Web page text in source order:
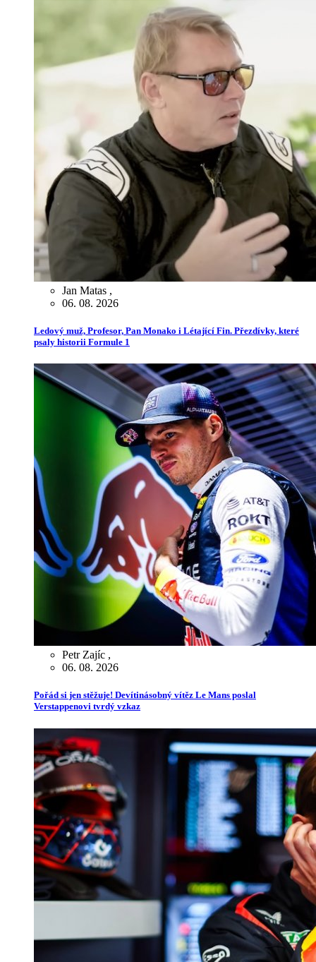
Jan Matas ,
06. 08. 2026
Ledový muž, Profesor, Pan Monako i Létající Fin. Přezdívky, které
psaly historii Formule 1
Petr Zajíc ,
06. 08. 2026
Pořád si jen stěžuje! Devítinásobný vítěz Le Mans poslal
Verstappenovi tvrdý vzkaz